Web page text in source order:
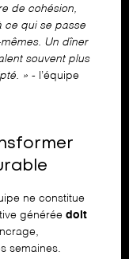
de cohésion,
ce qui se passe
Un dîner
souvent plus
» - l’équipe
ne constitue
générée doit
semaines.